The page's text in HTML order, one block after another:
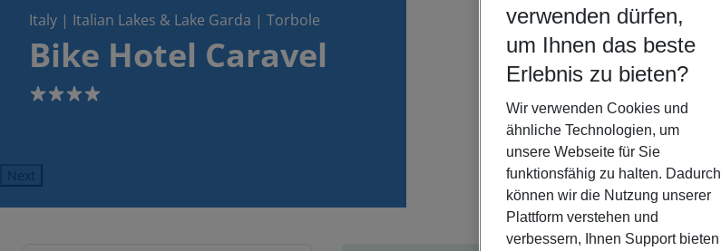
Italy | Italian Lakes & Lake Garda | Torbole
Bike Hotel Caravel
4
Next
verwenden dürfen,
um Ihnen das beste
Erlebnis zu bieten?
Wir verwenden Cookies und
ähnliche Technologien, um
unsere Webseite für Sie
funktionsfähig zu halten. Dadurch
können wir die Nutzung unserer
Plattform verstehen und
verbessern, Ihnen Support bieten